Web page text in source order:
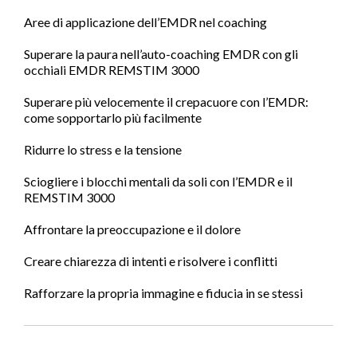
Aree di applicazione dell’EMDR nel coaching
Superare la paura nell’auto-coaching EMDR con gli
occhiali EMDR REMSTIM 3000
Superare più velocemente il crepacuore con l’EMDR:
come sopportarlo più facilmente
Ridurre lo stress e la tensione
Sciogliere i blocchi mentali da soli con l’EMDR e il
REMSTIM 3000
Affrontare la preoccupazione e il dolore
Creare chiarezza di intenti e risolvere i conflitti
Rafforzare la propria immagine e fiducia in se stessi